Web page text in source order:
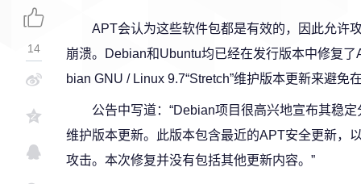
APT会认为这些软件包都是有效的，因此允许
崩溃。Debian和Ubuntu均已经在发行版本中修复
bian GNU / Linux 9.7“Stretch”维护版本更新来避免
公告中写道：“Debian项目很高兴地宣布其稳
维护版本更新。此版本包含最近的APT安全更新，
攻击。本次修复并没有包括其他更新内容。”
14